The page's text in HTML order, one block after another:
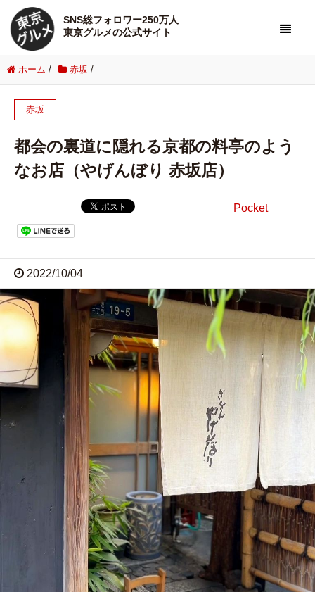
SNS総フォロワー250万人
東京グルメの公式サイト
ホーム / 赤坂 /
赤坂
都会の裏道に隠れる京都の料亭のよう
なお店（やげんぼり 赤坂店）
Pocket
2022/10/04